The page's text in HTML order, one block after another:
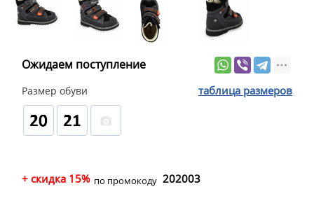
Ожидаем поступление
Размер обуви таблица размеров
+ скидка 15% по промокоду 202003